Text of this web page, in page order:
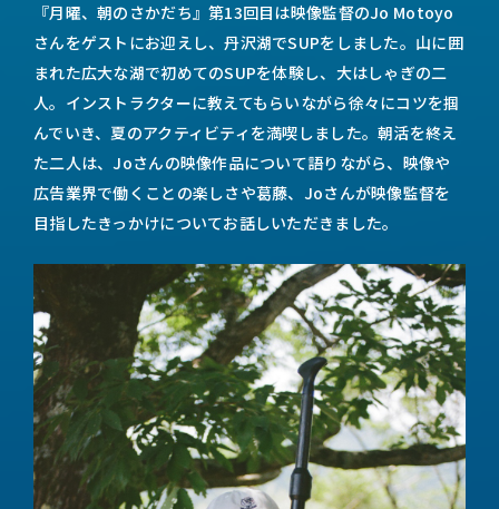
『月曜、朝のさかだち』第13回目は映像監督のJo Motoyo
さんをゲストにお迎えし、丹沢湖でSUPをしました。山に囲
まれた広大な湖で初めてのSUPを体験し、大はしゃぎの二
人。インストラクターに教えてもらいながら徐々にコツを掴
んでいき、夏のアクティビティを満喫しました。朝活を終え
た二人は、Joさんの映像作品について語りながら、映像や
広告業界で働くことの楽しさや葛藤、Joさんが映像監督を
目指したきっかけについてお話しいただきました。